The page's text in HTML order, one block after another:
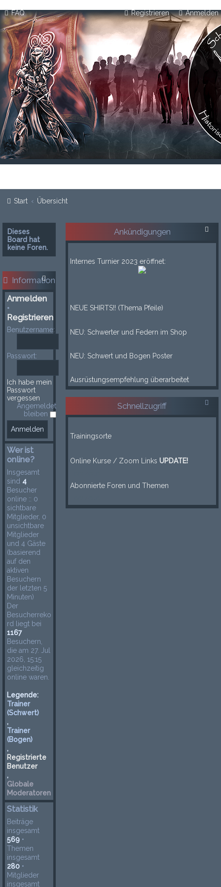
FAQ Anmelden
Registrieren
Start Übersicht
Dieses
Board hat
keine Foren.
Information
Anmelden
•
Registrieren
Benutzername:
Passwort:
Ich habe mein
Passwort
vergessen
Angemeldet
bleiben
Wer ist
online?
Insgesamt
sind 4
Besucher
online :: 0
sichtbare
Mitglieder, 0
unsichtbare
Mitglieder
und 4 Gäste
(basierend
auf den
aktiven
Besuchern
der letzten 5
Minuten)
Der
Besucherreko
rd liegt bei
1167
Besuchern,
die am 27. Jul
2026, 15:15
gleichzeitig
online waren.
Legende:
Trainer
(Schwert)
,
Trainer
(Bogen)
,
Registrierte
Benutzer
,
Globale
Moderatoren
Statistik
Beiträge
insgesamt
569 •
Themen
insgesamt
280 •
Mitglieder
insgesamt
Ankündigungen
Internes Turnier 2023 eröffnet:
NEUE SHIRTS!! (Thema Pfeile)
NEU: Schwerter und Federn im Shop
NEU: Schwert und Bogen Poster
Ausrüstungsempfehlung überarbeitet
Schnellzugriff
Trainingsorte
Online Kurse / Zoom Links UPDATE!
Abonnierte Foren und Themen